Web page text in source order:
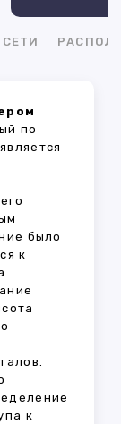
по
было
к
к